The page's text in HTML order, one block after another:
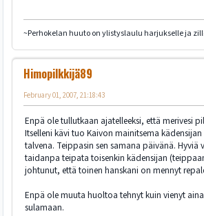
~Perhokelan huuto on ylistyslaulu harjukselle ja
Himopilkkijä89
February 01, 2007, 21:18:43
Enpä ole tullutkaan ajatelleeksi, että merivesi
Itselleni kävi tuo Kaivon mainitsema
talvena. Teippasin sen samana päivänä. Hyviä
taidanpa teipata toisenkin kädensijan
johtunut, että toinen hanskani on mennyt
Enpä ole muuta huoltoa tehnyt kuin vienyt
sulamaan.